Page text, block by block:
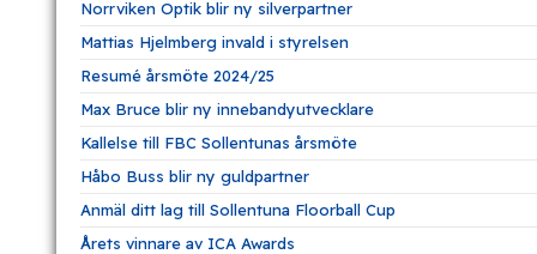
Norrviken Optik blir ny silverpartner
Mattias Hjelmberg invald i styrelsen
Resumé årsmöte 2024/25
Max Bruce blir ny innebandyutvecklare
Kallelse till FBC Sollentunas årsmöte
Håbo Buss blir ny guldpartner
Anmäl ditt lag till Sollentuna Floorball Cup
Årets vinnare av ICA Awards